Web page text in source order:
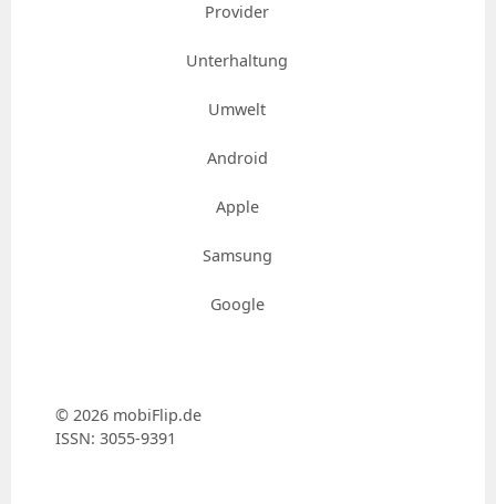
Provider
Unterhaltung
Umwelt
Android
Apple
Samsung
Google
© 2026 mobiFlip.de
ISSN: 3055-9391